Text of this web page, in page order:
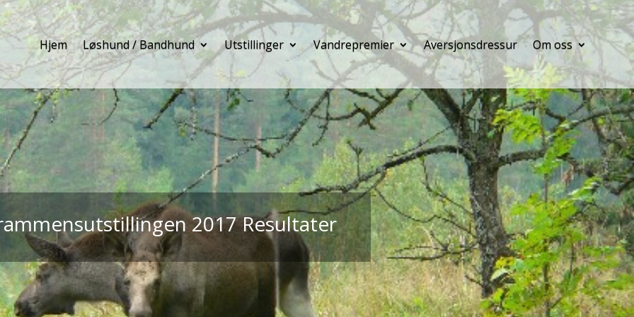
Hjem Løshund / Bandhund Utstillinger Vandrepremier Aversjonsdressur Om oss
2017 Resultater